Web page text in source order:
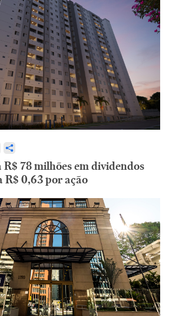
78 milhões em dividendos
R$ 0,63 por ação